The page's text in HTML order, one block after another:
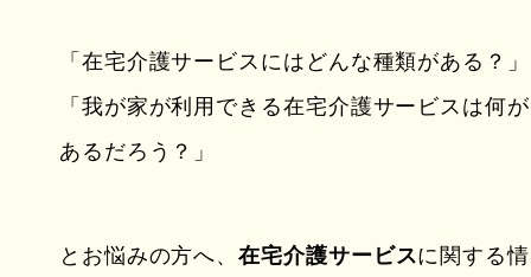
「在宅介護サービスにはどんな種類がある？」
「我が家が利用できる在宅介護サービスは何が
あるだろう？」
とお悩みの方へ、在宅介護サービスに関する情